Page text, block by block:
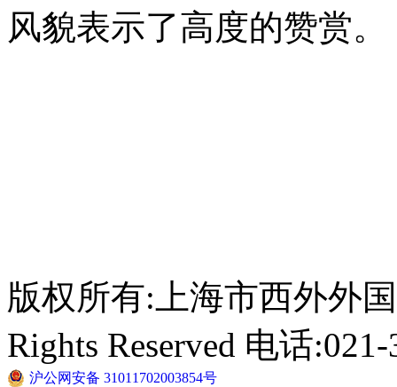
风貌表示了高度的赞赏。
版权所有:上海市西外外
Rights Reserved 电话
沪公网安备 31011702003854号